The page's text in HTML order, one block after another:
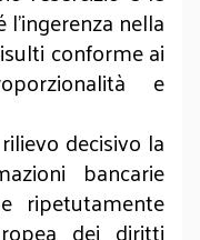
l'ingerenza nella
conforme ai
e
decisivo la
bancarie
ripetutamente